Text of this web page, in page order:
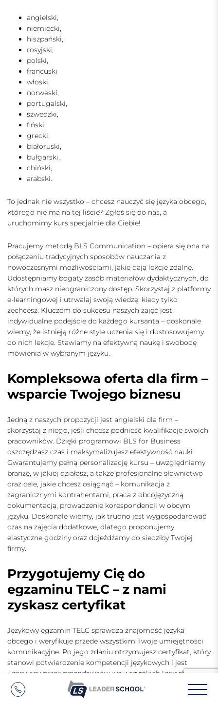
angielski,
niemiecki,
hiszpański,
rosyjski,
polski,
francuski
włoski,
norweski,
portugalski,
szwedzki,
fiński,
grecki,
białoruski,
bułgarski,
chiński,
arabski.
To jednak nie wszystko – chcesz nauczyć się języka obcego,
którego nie ma na tej liście? Zgłoś się do nas, a
uruchomimy kurs specjalnie dla Ciebie!
Pracujemy metodą BLS Communication – opiera się ona na
połączeniu tradycyjnych sposobów nauczania z
nowoczesnymi możliwościami, jakie dają lekcje zdalne.
Udostępniamy bogaty zasób materiałów dydaktycznych, do
których masz nieograniczony dostęp. Skorzystaj z platformy
e-learningowej i utrwalaj swoją wiedzę, kiedy tylko
zechcesz. Kluczem do sukcesu naszych zajęć jest
indywidualne podejście do każdego kursanta – doskonale
wiemy, że istnieją różne style uczenia się i dostosowujemy
do nich lekcje. Stawiamy na efektywną naukę i swobodę
mówienia w wybranym języku.
Kompleksowa oferta dla firm –
wsparcie Twojego biznesu
Jedną z naszych propozycji jest angielski dla firm –
skorzystaj z niego, jeśli chcesz podnieść kwalifikacje swoich
pracowników. Dzięki programowi BLS for Business
oszczędzasz czas i maksymalizujesz efektywność nauki.
Gwarantujemy pełną personalizację kursu – uwzględniamy
branżę, w jakiej działasz, a także profesjonalne słownictwo
oraz cele, jakie chcesz osiągnąć – komunikacja z
zagranicznymi kontrahentami, praca z obcojęzyczną
dokumentacją, prowadzenie korespondencji w obcym
języku. Doskonale wiemy, jak trudno jest wygospodarować
czas na zajęcia dodatkowe, dlatego proponujemy
elastyczne godziny oraz dojeżdżamy do siedziby Twojej
firmy.
Przygotujemy Cię do
egzaminu TELC – z nami
zyskasz certyfikat
Językowy egzamin TELC sprawdza znajomość języka
obcego i weryfikuje przede wszystkim Twoje umiejętności
komunikacyjne. Po jego zdaniu otrzymujesz certyfikat, który
stanowi potwierdzenie kompetencji językowych i jest
uznawany przez pracodawców we wszystkich krajach
europejskich. To Twoja przepustka do rozwoju i wkroczenia
na zagraniczny rynek pracy. To także świetne rozwiązanie